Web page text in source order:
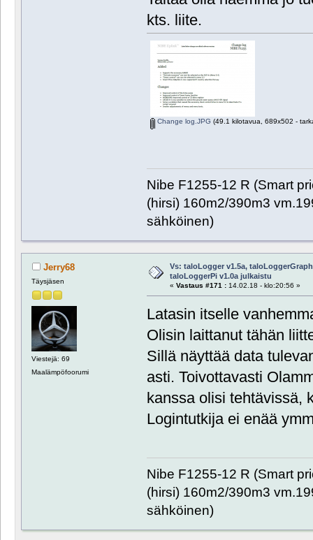
kts. liite.
Change log.JPG (49.1 kilotavua, 689x502 -
Nibe F1255-12 R (Smart
(hirsi) 160m2/390m3
sähköinen)
Jerry68
Täysjäsen
Viestejä: 69
Maalämpöfoorumi
Vs: taloLogger v1.5a, taloLoggerGraph
taloLoggerPi v1.0a julkaistu
« Vastaus #171 :14.02.18 - klo:20:56 »
Latasin itselle
Olisin laittanut tähän
Sillä näyttää data
asti. Toivottavasti
kanssa olisi tehtävissä,
Logintutkija ei enää
Nibe F1255-12 R (Smart
(hirsi) 160m2/390m3
sähköinen)